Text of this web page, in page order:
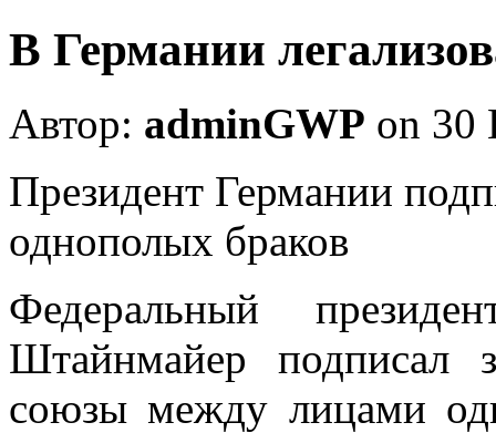
В Германии
Автор: adminGWP on 30
Прeзидeнт Германии
однополых браков
Федеральный
Штайнмайер подписал
союзы между лицами